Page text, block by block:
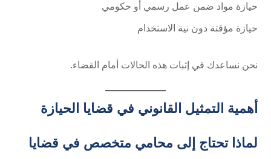
حيازة مواد ضمن عمل رسمي أو حكومي
حيازة مؤقتة دون نية الاستخدام
نحن نساعدك في إثبات هذه الحالات أمام القضاء.
أهمية التمثيل القانوني في قضايا الحيازة
لماذا تحتاج إلى محامي متخصص في قضايا